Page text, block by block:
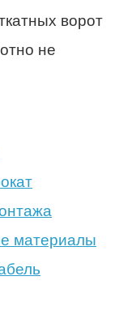
ворот
не
материалы